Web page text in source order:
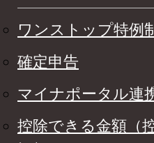
ワンストップ特例
確定申告
マイナポータル連
控除できる金額（